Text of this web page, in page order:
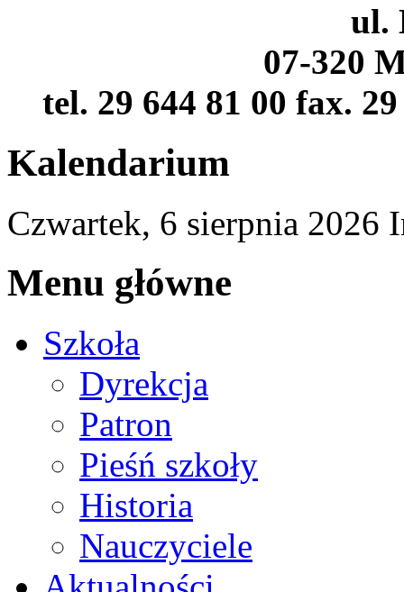
ul.
07-320
tel. 29 644 81 00 fax.
Kalendarium
Czwartek, 6 sierpnia 2026
Menu główne
Szkoła
Dyrekcja
Patron
Pieśń szkoły
Historia
Nauczyciele